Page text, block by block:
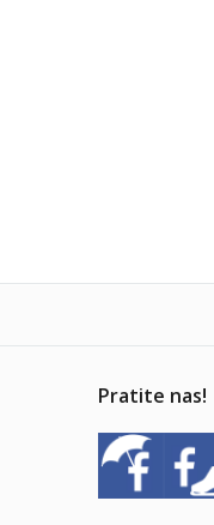
Pratite nas!